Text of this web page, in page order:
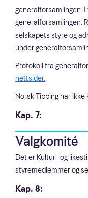
generalforsamlingen.
generalforsamlingen.
selskapets styre og
under
Protokoll fra
nettsider.
Norsk Tipping har
Kap. 7:
Valgkomité
Det er Kultur- og
styremedlemmer og
Kap. 8: